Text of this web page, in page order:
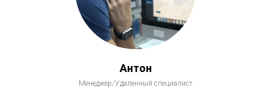
Антон
Менеджер/Удаленный специалист